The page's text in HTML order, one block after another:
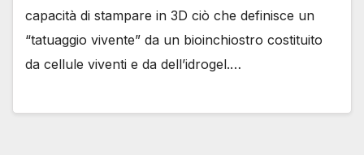
capacità di stampare in 3D ciò che definisce un
“tatuaggio vivente” da un bioinchiostro costituito
da cellule viventi e da dell’idrogel.…